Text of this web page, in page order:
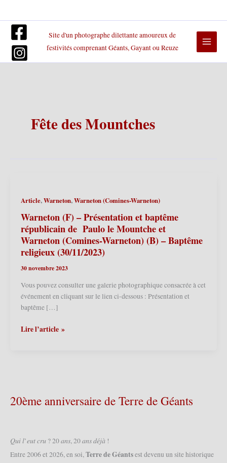
contenu
Site d'un photographe dilettante amoureux de
festivités comprenant Géants, Gayant ou Reuze
Fête des Mountches
Article,Warneton,Warneton (Comines-Warneton)
Warneton (F) – Présentation et baptême
républicain de Paulo le Mountche et
Warneton (Comines-Warneton) (B) – Baptême
religieux (30/11/2023)
30 novembre 2023
Vous pouvez consulter une galerie photographique consacrée à cet
événement en cliquant sur le lien ci-dessous : Présentation et
baptême […]
Warneton
républicain
de
Mountche
et
Lire l’article »
20ème anniversaire de Terre de Géants
𝑄𝑢𝑖 𝑙’𝑒𝑢𝑡 𝑐𝑟𝑢 ? 20 𝑎𝑛𝑠, 20 𝑎𝑛𝑠 𝑑𝑒́𝑗𝑎̀ !
Entre 2006 et 2026, en soi,Terre de Géantsest devenu un site historique